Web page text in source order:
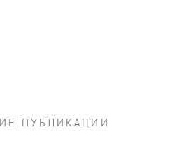
ПУБЛИКАЦИИ